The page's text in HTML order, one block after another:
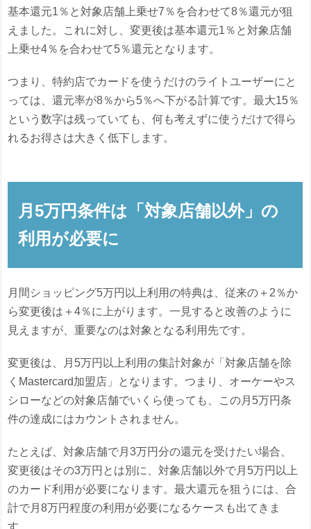
基本還元1％と対象店舗上乗せ7％を合わせて8％還元が狙
えました。これに対し、変更後は基本還元1％と対象店舗
上乗せ4％を合わせて5％還元となります。
つまり、特約店でカードを使うだけのライトユーザーにと
っては、還元率が8％から5％へ下がる計算です。最大15％
という数字は残っていても、何も考えずに使うだけで得ら
れるお得さは大きく低下します。
月5万円条件は「対象店舗以外」の
利用が必要に
月間ショッピング5万円以上利用の特典は、従来の＋2％か
ら変更後は＋4％に上がります。一見すると改善のように
見えますが、重要なのは対象となる利用先です。
変更後は、月5万円以上利用の集計対象が「対象店舗を除
くMastercard加盟店」となります。つまり、オーケーやス
シローなどの対象店舗でいくら使っても、この月5万円条
件の達成にはカウントされません。
たとえば、対象店舗で月3万円分の還元を受けたい場合、
変更後はその3万円とは別に、対象店舗以外で月5万円以上
のカード利用が必要になります。最大還元を狙うには、合
計で月8万円程度の利用が必要になるケースも出てきま